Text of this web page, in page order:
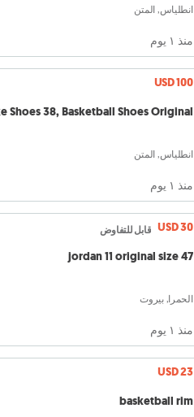
انطلياس, المتن
منذ ١ يوم
USD 100
Shoes 38, Basketball Shoes Original
انطلياس, المتن
منذ ١ يوم
USD 30 قابل للتفاوض
jordan 11 original size 47
الحمرا, بيروت
منذ ١ يوم
USD 23
basketball rim